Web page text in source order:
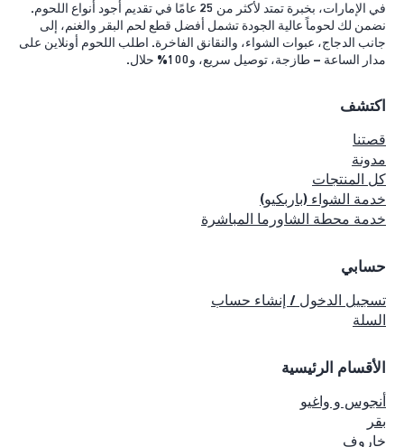
في الإمارات، بخبرة تمتد لأكثر من 25 عامًا في تقديم أجود أنواع اللحوم.
نضمن لك لحوماً عالية الجودة تشمل أفضل قطع لحم البقر والغنم، إلى
جانب الدجاج، عبوات الشواء، والنقانق الفاخرة. اطلب اللحوم أونلاين على
مدار الساعة – طازجة، توصيل سريع، و100% حلال.
اكتشف
قصتنا
مدونة
كل المنتجات
خدمة الشواء (باربكيو)
خدمة محطة الشاورما المباشرة
حسابي
تسجيل الدخول / إنشاء حساب
السلة
الأقسام الرئيسية
أنجوس و واغيو
بقر
خاروف